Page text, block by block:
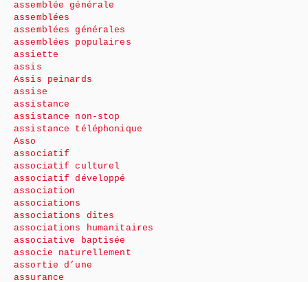
assemblée générale
assemblées
assemblées générales
assemblées populaires
assiette
assis
Assis peinards
assise
assistance
assistance non-stop
assistance téléphonique
Asso
associatif
associatif culturel
associatif développé
association
associations
associations dites
associations humanitaires
associative baptisée
associe naturellement
assortie d’une
assurance